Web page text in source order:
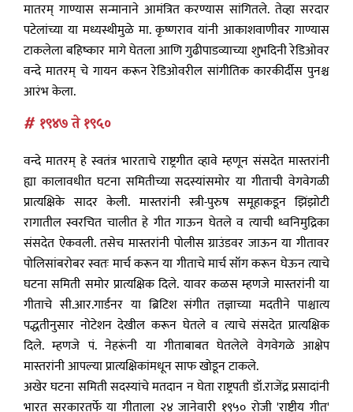
मातरम् गाण्यास सन्मानाने आमंत्रित करण्यास सांगितले. तेव्हा सरदार
पटेलांच्या या मध्यस्थीमुळे मा. कृष्णराव यांनी आकाशवाणीवर गाण्यास
टाकलेला बहिष्कार मागे घेतला आणि गुढीपाडव्याच्या शुभदिनी रेडिओवर
वन्दे मातरम् चे गायन करून रेडिओवरील सांगीतिक कारकीर्दीस पुनश्च
आरंभ केला.
# १९४७ ते १९५०
वन्दे मातरम् हे स्वतंत्र भारताचे राष्ट्रगीत व्हावे म्हणून संसदेत मास्तरांनी
ह्या कालावधीत घटना समितीच्या सदस्यांसमोर या गीताची वेगवेगळी
प्रात्यक्षिके सादर केली. मास्तरांनी स्त्री-पुरुष समूहाकडून झिंझोटी
रागातील स्वरचित चालीत हे गीत गाऊन घेतले व त्याची ध्वनिमुद्रिका
संसदेत ऐकवली. तसेच मास्तरांनी पोलीस ग्राउंडवर जाऊन या गीतावर
पोलिसांबरोबर स्वतः मार्च करून या गीताचे मार्च सॉंग करून घेऊन त्याचे
घटना समिती समोर प्रात्यक्षिक दिले. यावर कळस म्हणजे मास्तरांनी या
गीताचे सी.आर.गार्डनर या ब्रिटिश संगीत तज्ञाच्या मदतीने पाश्चात्य
पद्धतीनुसार नोटेशन देखील करून घेतले व त्याचे संसदेत प्रात्यक्षिक
दिले. म्हणजे पं. नेहरूंनी या गीताबाबत घेतलेले वेगवेगळे आक्षेप
मास्तरांनी आपल्या प्रात्यक्षिकांमधून साफ खोडून टाकले.
अखेर घटना समिती सदस्यांचे मतदान न घेता राष्ट्रपती डॉ.राजेंद्र प्रसादांनी
भारत सरकारतर्फे या गीताला २४ जानेवारी १९५० रोजी 'राष्ट्रीय गीत'